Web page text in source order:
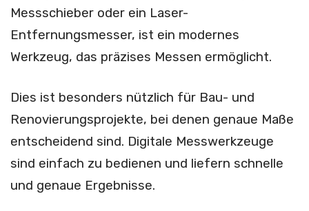
Messschieber oder ein Laser-
Entfernungsmesser, ist ein modernes
Werkzeug, das präzises Messen ermöglicht.
Dies ist besonders nützlich für Bau- und
Renovierungsprojekte, bei denen genaue Maße
entscheidend sind. Digitale Messwerkzeuge
sind einfach zu bedienen und liefern schnelle
und genaue Ergebnisse.